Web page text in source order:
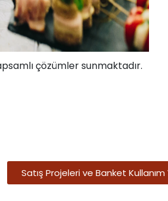
çözümler sunmaktadır.
Satış Projeleri ve Banket